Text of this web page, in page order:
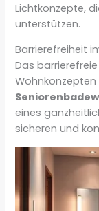
Lichtkonzepte,
unterstützen.
Barrierefreiheit
Das
eines
sicheren und